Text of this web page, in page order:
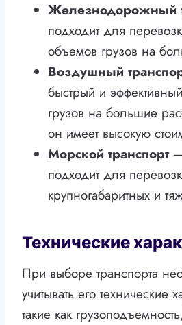
Железнодорожный
подходит для
объемов грузов на
Воздушный
быстрый и
грузов на большие
он имеет высокую
Морской транспорт—
подходит для
крупногабаритных и
Технические
При выборе транспорта
учитывать его технические
такие как